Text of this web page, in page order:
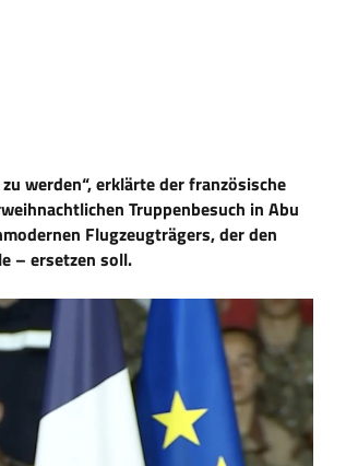
werden“, erklärte der französische
Truppenbesuch in Abu
Flugzeugträgers, der den
– ersetzen soll.